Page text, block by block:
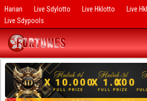
Harian Live Sdylotto Live Hklotto
Live
Live Sdypools